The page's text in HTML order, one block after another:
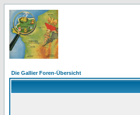
Die Gallier Foren-Übersicht